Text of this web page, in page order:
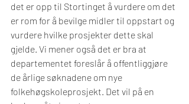
det er opp til Stortinget å vurdere om det
er rom for å bevilge midler til oppstart og
vurdere hvilke prosjekter dette skal
gjelde. Vi mener også det er bra at
departementet foreslår å offentliggjøre
de årlige søknadene om nye
folkehøgskoleprosjekt. Det vil på en